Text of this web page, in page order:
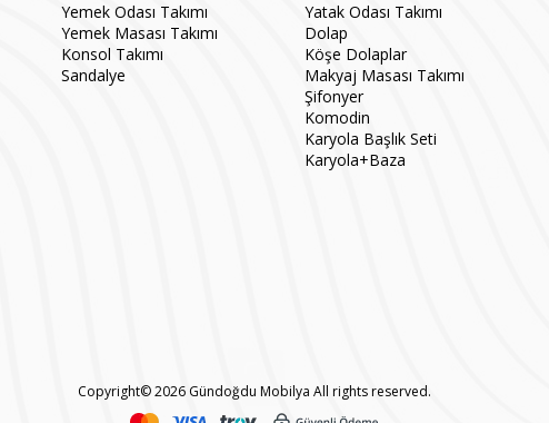
Yemek Odası Takımı
Yemek Masası Takımı
Konsol Takımı
Sandalye
Yatak Odası Takımı
Dolap
Köşe Dolaplar
Makyaj Masası Takımı
Şifonyer
Komodin
Karyola Başlık Seti
Karyola+Baza
Copyright© 2026 Gündoğdu Mobilya All rights reserved.